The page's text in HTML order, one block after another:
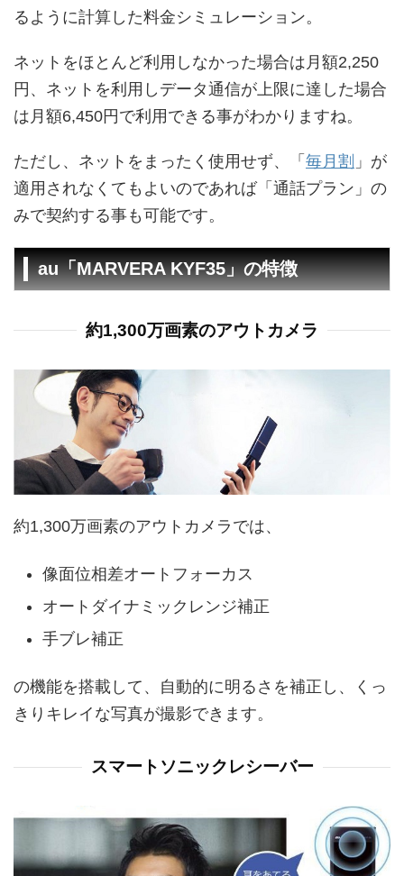
るように計算した料金シミュレーション。
ネットをほとんど利用しなかった場合は月額2,250
円、ネットを利用しデータ通信が上限に達した場合
は月額6,450円で利用できる事がわかりますね。
ただし、ネットをまったく使用せず、「 毎月割 」が
適用されなくてもよいのであれば「通話プラン」の
みで契約する事も可能です。
au「MARVERA KYF35」の特徴
約1,300万画素のアウトカメラ
約1,300万画素のアウトカメラでは、
像面位相差オートフォーカス
オートダイナミックレンジ補正
手ブレ補正
の機能を搭載して、自動的に明るさを補正し、くっ
きりキレイな写真が撮影できます。
スマートソニックレシーバー